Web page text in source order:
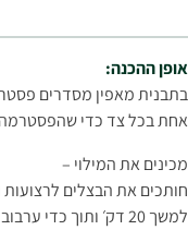
אופן ההכנה:
בתבנית מאפין מסדרים
אחת בכל צד כדי שהפסטרמה
מכינים את המילוי –
חותכים את הבצלים